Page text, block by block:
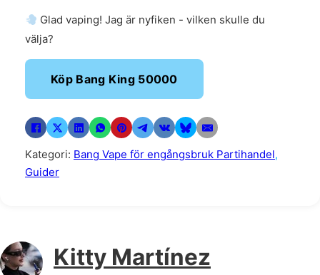
Glad vaping! Jag är nyfiken - vilken skulle du
välja?
Köp Bang King 50000
Kategori: Bang Vape för engångsbruk Partihandel,
Guider
Kitty Martínez